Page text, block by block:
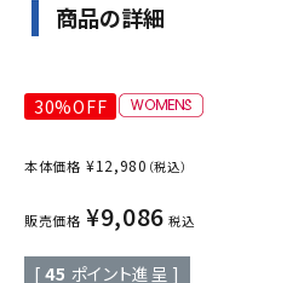
商品の詳細
30%OFF
本体価格 ¥12,980 （税込）
販売価格 ¥9,086 税込
[ 45 ポイント進呈 ]